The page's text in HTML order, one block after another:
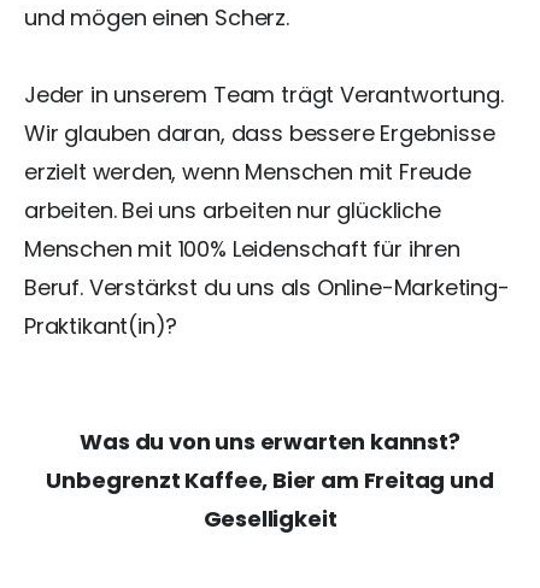
und mögen einen Scherz.
Jeder in unserem Team trägt Verantwortung.
Wir glauben daran, dass bessere Ergebnisse
erzielt werden, wenn Menschen mit Freude
arbeiten. Bei uns arbeiten nur glückliche
Menschen mit 100% Leidenschaft für ihren
Beruf. Verstärkst du uns als Online-Marketing-
Praktikant(in)?
Was du von uns erwarten kannst?
Unbegrenzt Kaffee, Bier am Freitag und
Geselligkeit